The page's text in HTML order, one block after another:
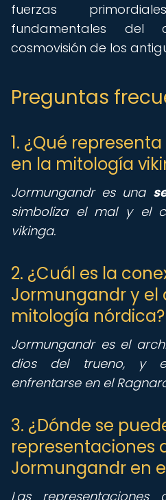
fuerzas
fundamentales del
cosmovisión de los
Preguntas
1. ¿Qué
en la mitología
Jormungandr es una
simboliza el mal y el
vikinga.
2. ¿Cuál es la
Jormungandr y el
mitología nórdica?
Jormungandr es el
dios del trueno, y
enfrentarse en el
3. ¿Dónde se
representaciones
Jormungandr en
Las representaciones